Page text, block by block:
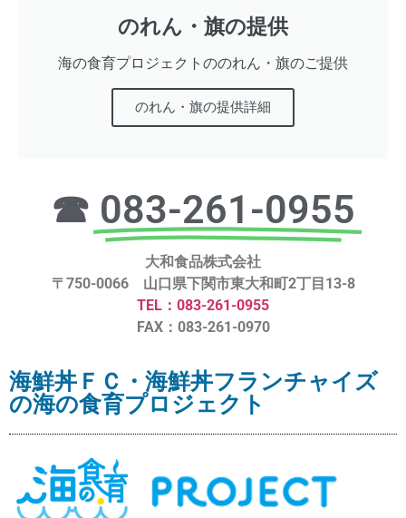
のれん・旗の提供
海の食育プロジェクトののれん・旗のご提供
のれん・旗の提供詳細
☎ 083-261-0955
大和食品株式会社
〒750-0066 山口県下関市東大和町2丁目13-8
TEL：083-261-0955
FAX：083-261-0970
海鮮丼ＦＣ・海鮮丼フランチャイズ
の海の食育プロジェクト